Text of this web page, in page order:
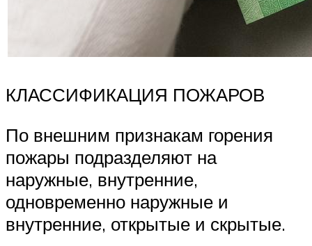
КЛАССИФИКАЦИЯ ПОЖАРОВ
По внешним признакам горения
пожары подразделяют на
наружные, внутренние,
одновременно наружные и
внутренние, открытые и скрытые.